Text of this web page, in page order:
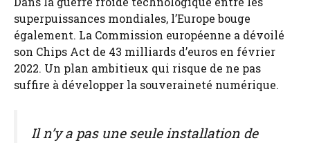
superpuissances mondiales, l’Europe bouge
également. La Commission européenne a dévoilé
son Chips Act de 43 milliards d’euros en février
2022. Un plan ambitieux qui risque de ne pas
suffire à développer la souveraineté numérique.
Il n’y a pas une seule installation de